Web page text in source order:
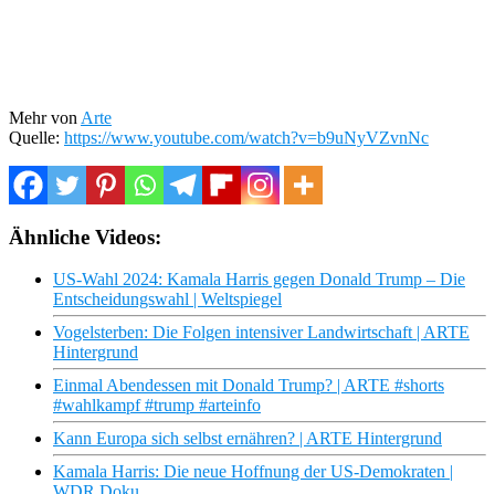
Mehr von Arte
Quelle: https://www.youtube.com/watch?v=b9uNyVZvnNc
Ähnliche Videos:
US-Wahl 2024: Kamala Harris gegen Donald Trump – Die
Entscheidungswahl | Weltspiegel
Vogelsterben: Die Folgen intensiver Landwirtschaft | ARTE
Hintergrund
Einmal Abendessen mit Donald Trump? | ARTE #shorts
#wahlkampf #trump #arteinfo
Kann Europa sich selbst ernähren? | ARTE Hintergrund
Kamala Harris: Die neue Hoffnung der US-Demokraten |